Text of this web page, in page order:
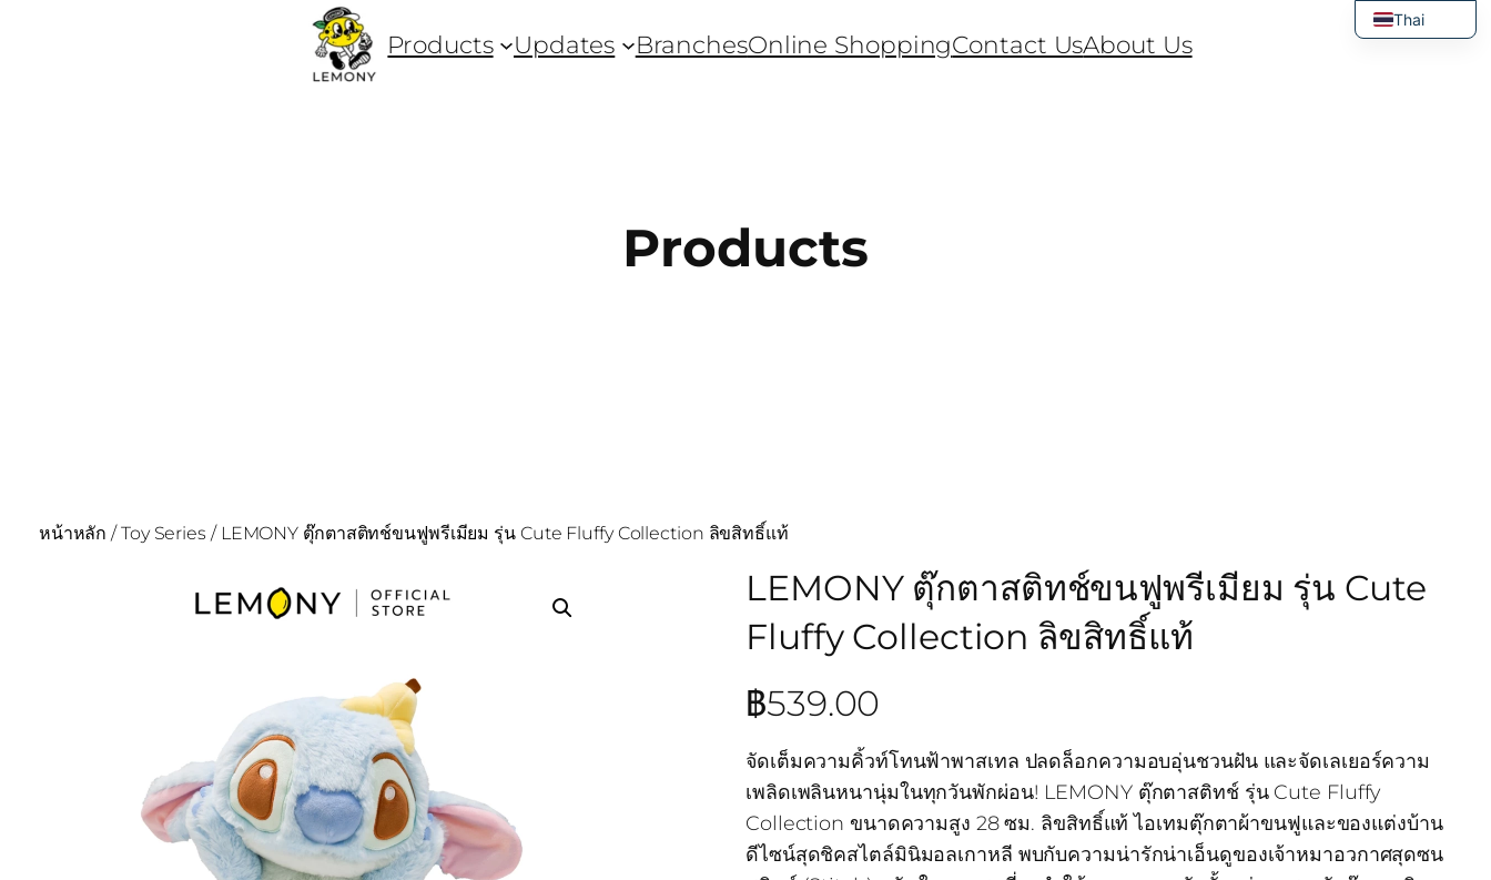
Products Updates BranchesOnline ShoppingContact UsAbout Us
Products
หน้าหลัก /Toy Series / LEMONY ตุ๊กตาสติทช์ขนฟูพรีเมียม รุ่น Cute Fluffy Collection ลิขสิทธิ์แท้
LEMONY ตุ๊กตาสติทช์ขนฟูพรีเมียม รุ่น Cute
Fluffy Collection ลิขสิทธิ์แท้
฿539.00
จัดเต็มความคิ้วท์โทนฟ้าพาสเทล ปลดล็อกความอบอุ่นชวนฝัน และจัดเลเยอร์ความ
เพลิดเพลินหนานุ่มในทุกวันพักผ่อน! LEMONY ตุ๊กตาสติทช์ รุ่น Cute Fluffy
Collection ขนาดความสูง 28 ซม. ลิขสิทธิ์แท้ ไอเทมตุ๊กตาผ้าขนฟูและของแต่งบ้าน
ดีไซน์สุดชิคสไตล์มินิมอลเกาหลี พบกับความน่ารักน่าเอ็นดูของเจ้าหมาอวกาศสุดซน
Thai